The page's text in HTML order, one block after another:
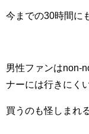
今までの30時間に
男性ファンはnon-
ナーには行きにく
買うのも怪しまれ